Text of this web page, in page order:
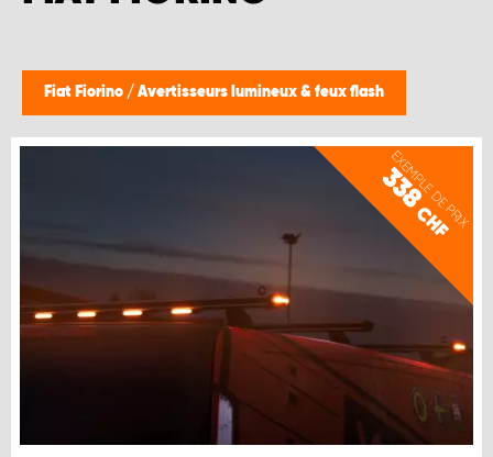
Fiat Fiorino / Avertisseurs lumineux & feux flash
EXEMPLE DE PRIX
338
CHF